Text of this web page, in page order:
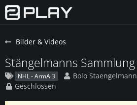
Bilder & Videos
Stängelmanns Sammlung
NHL - ArmA 3 Bolo Staengelmann
Geschlossen